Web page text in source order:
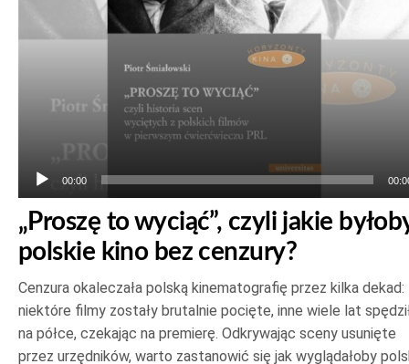
00:00
„Proszę to wyciąć”, czyli jakie
polskie kino bez cenzury?
Cenzura okaleczała polską kinematografię przez kilka dekad:
niektóre filmy zostały brutalnie pocięte, inne wiele lat
na półce, czekając na premierę. Odkrywając sceny usunięte
przez urzędników, warto zastanowić się jak wyglądałoby